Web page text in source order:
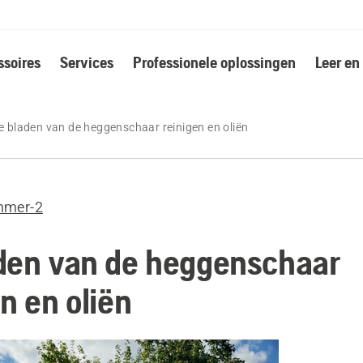
Services Professionele oplossingen Leer
bladen van de heggenschaar reinigen en oliën
2
van de heggenschaar
en oliën